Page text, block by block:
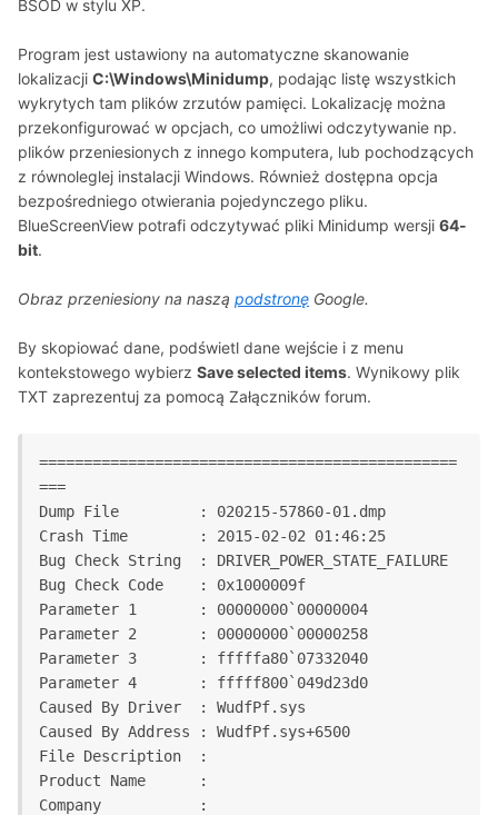
BSOD w stylu XP.
Program jest ustawiony na automatyczne skanowanie
lokalizacji C:\Windows\Minidump, podając listę wszystkich
wykrytych tam plików zrzutów pamięci. Lokalizację można
przekonfigurować w opcjach, co umożliwi odczytywanie np.
plików przeniesionych z innego komputera, lub pochodzących
z równoleglej instalacji Windows. Również dostępna opcja
bezpośredniego otwierania pojedynczego pliku.
BlueScreenView potrafi odczytywać pliki Minidump wersji 64-
bit.
Obraz przeniesiony na naszą podstronę Google.
By skopiować dane, podświetl dane wejście i z menu
kontekstowego wybierz Save selected items. Wynikowy plik
TXT zaprezentuj za pomocą Załączników forum.
===============================================
===
Dump File         : 020215-57860-01.dmp
Crash Time        : 2015-02-02 01:46:25
Bug Check String  : DRIVER_POWER_STATE_FAILURE
Bug Check Code    : 0x1000009f
Parameter 1       : 00000000`00000004
Parameter 2       : 00000000`00000258
Parameter 3       : fffffa80`07332040
Parameter 4       : fffff800`049d23d0
Caused By Driver  : WudfPf.sys
Caused By Address : WudfPf.sys+6500
File Description  :
Product Name      :
Company           :